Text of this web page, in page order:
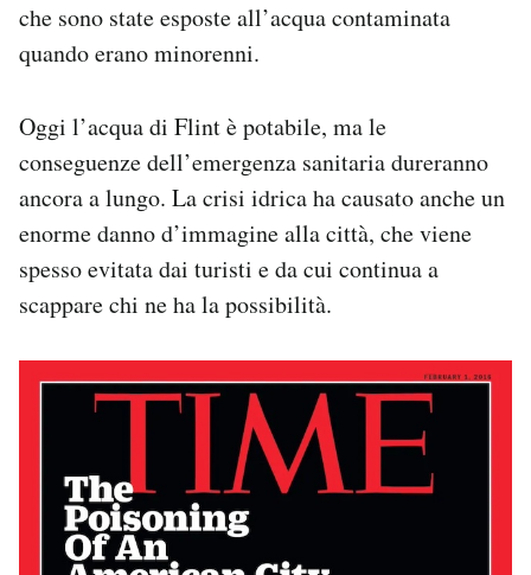
che sono state esposte all’acqua contaminata
quando erano minorenni.
Oggi l’acqua di Flint è potabile, ma le
conseguenze dell’emergenza sanitaria dureranno
ancora a lungo. La crisi idrica ha causato anche un
enorme danno d’immagine alla città, che viene
spesso evitata dai turisti e da cui continua a
scappare chi ne ha la possibilità.